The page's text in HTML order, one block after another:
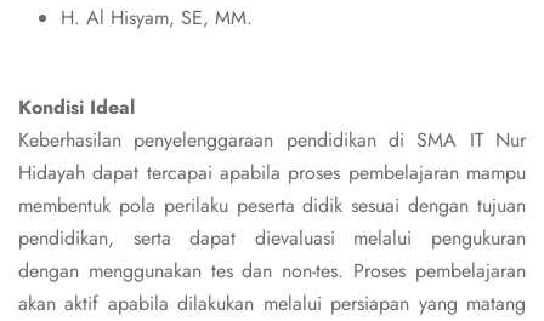
H. Al Hisyam, SE, MM.
Kondisi Ideal
Keberhasilan penyelenggaraan pendidikan di SMA IT Nur
Hidayah dapat tercapai apabila proses pembelajaran mampu
membentuk pola perilaku peserta didik sesuai dengan tujuan
pendidikan, serta dapat dievaluasi melalui pengukuran
dengan menggunakan tes dan non-tes. Proses pembelajaran
akan aktif apabila dilakukan melalui persiapan yang matang